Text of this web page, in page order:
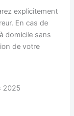
explicitement
En cas de
domicile sans
de votre
2025